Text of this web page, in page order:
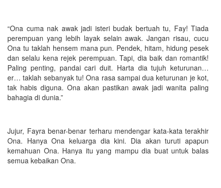
“Ona cuma nak awak jadi isteri budak bertuah tu, Fay! Tiada
perempuan yang lebih layak selain awak. Jangan risau, cucu
Ona tu taklah hensem mana pun. Pendek, hitam, hidung pesek
dan selalu kena rejek perempuan. Tapi, dia baik dan romantik!
Paling penting, pandai cari duit. Harta dia tujuh keturunan…
er… taklah sebanyak tu! Ona rasa sampai dua keturunan je kot,
tak habis diguna. Ona akan pastikan awak jadi wanita paling
bahagia di dunia.”
Jujur, Fayra benar-benar terharu mendengar kata-kata terakhir
Ona. Hanya Ona keluarga dia kini. Dia akan turuti apapun
kemahuan Ona. Hanya itu yang mampu dia buat untuk balas
semua kebaikan Ona.